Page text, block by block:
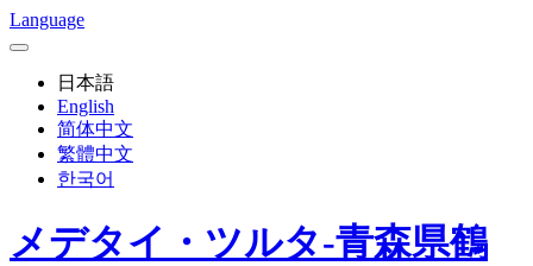
Language
日本語
English
简体中文
繁體中文
한국어
メデタイ・ツルタ-青森県鶴